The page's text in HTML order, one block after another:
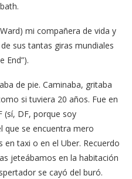
mi compañera de vida y
sus tantas giras mundiales
End”).
de pie. Caminaba, gritaba
si tuviera 20 años. Fue en
(sí, DF, porque soy
que se encuentra mero
taxi o en el Uber. Recuerdo
jeteábamos en la habitación
se cayó del buró.